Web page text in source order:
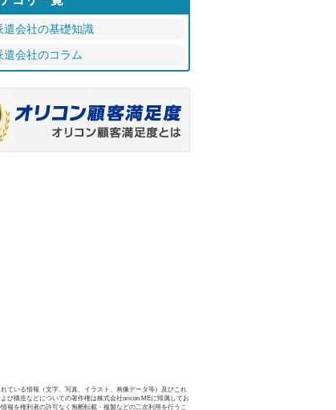
遣会社の基礎知識
遣会社のコラム
ている情報（文字、写真、イラスト、画像データ等）及びこれ
び構造などについての著作権は株式会社oricon MEに帰属してお
報を権利者の許可なく無断転載・複製などの二次利用を行うこ